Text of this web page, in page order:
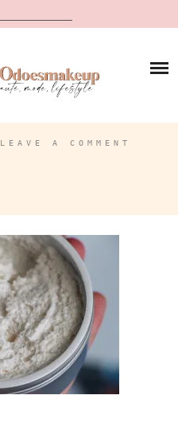
LEAVE A COMMENT